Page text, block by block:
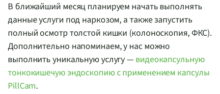
В ближайший месяц планируем начать выполнять
данные услуги под наркозом, а также запустить
полный осмотр толстой кишки (колоноскопия, ФКС).
Дополнительно напоминаем, у нас можно
выполнить уникальную услугу — видеокапсульную
тонкокишечую эндоскопию с применением капсулы
PillCam.